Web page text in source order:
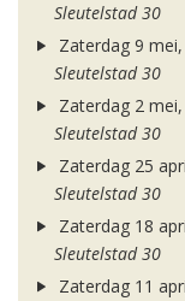
Sleutelstad 30
Zaterdag 9
Sleutelstad 30
Zaterdag 2
Sleutelstad 30
Zaterdag 25
Sleutelstad 30
Zaterdag 18
Sleutelstad 30
Zaterdag 11